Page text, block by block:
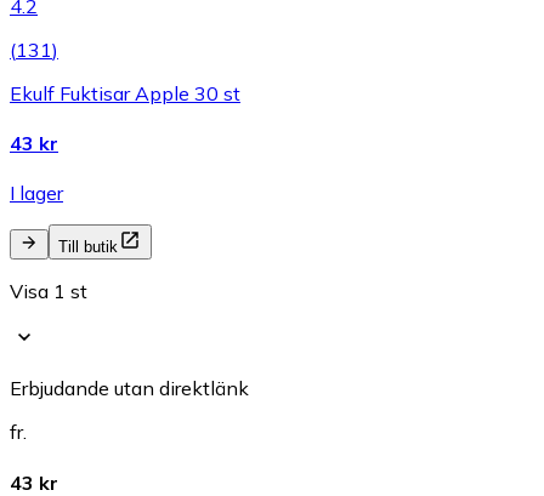
4.2
(131)
Ekulf Fuktisar Apple 30 st
43 kr
I lager
Till butik
Visa 1 st
Erbjudande utan direktlänk
fr.
43 kr